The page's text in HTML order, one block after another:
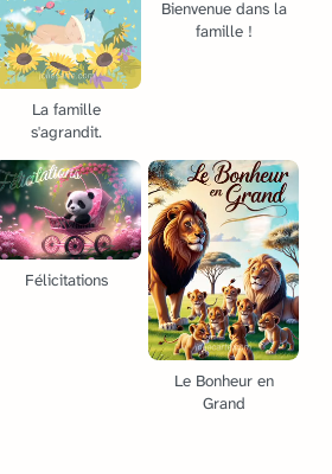
La famille
s'agrandit.
Bienvenue dans la
famille !
Félicitations
Le Bonheur en
Grand